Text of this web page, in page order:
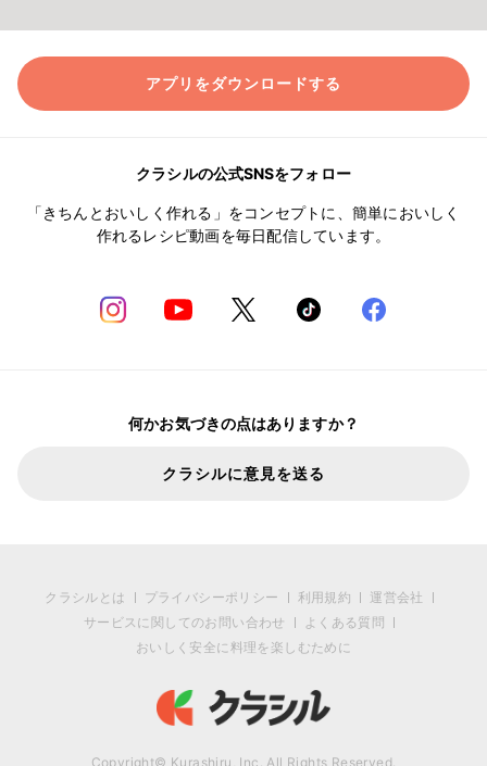
アプリをダウンロードする
クラシルの公式SNSをフォロー
「きちんとおいしく作れる」をコンセプトに、簡単においしく
作れるレシピ動画を毎日配信しています。
何かお気づきの点はありますか？
クラシルに意見を送る
クラシルとは プライバシーポリシー 利用規約
運営会社
サービスに関してのお問い合わせ
よくある質問
おいしく安全に料理を楽しむために
Copyright© Kurashiru, Inc. All Rights Reserved.